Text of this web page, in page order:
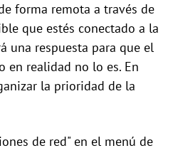
forma remota a través de
que estés conectado a la
una respuesta para que el
en realidad no lo es. En
la prioridad de la
de red" en el menú de